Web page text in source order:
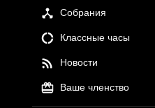
Собрания
Классные часы
Новости
Ваше членство